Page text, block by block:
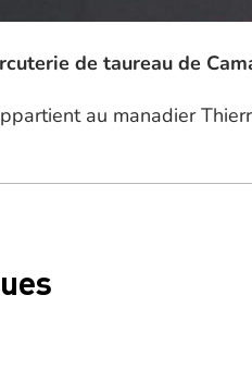
de taureau de
au manadier